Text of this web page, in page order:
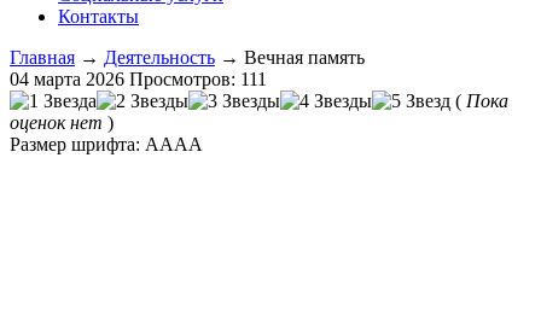
Контакты
Главная → Деятельность → Вечная память
04 марта 2026 Просмотров: 111
( Пока
оценок нет )
Размер шрифта: AAAA